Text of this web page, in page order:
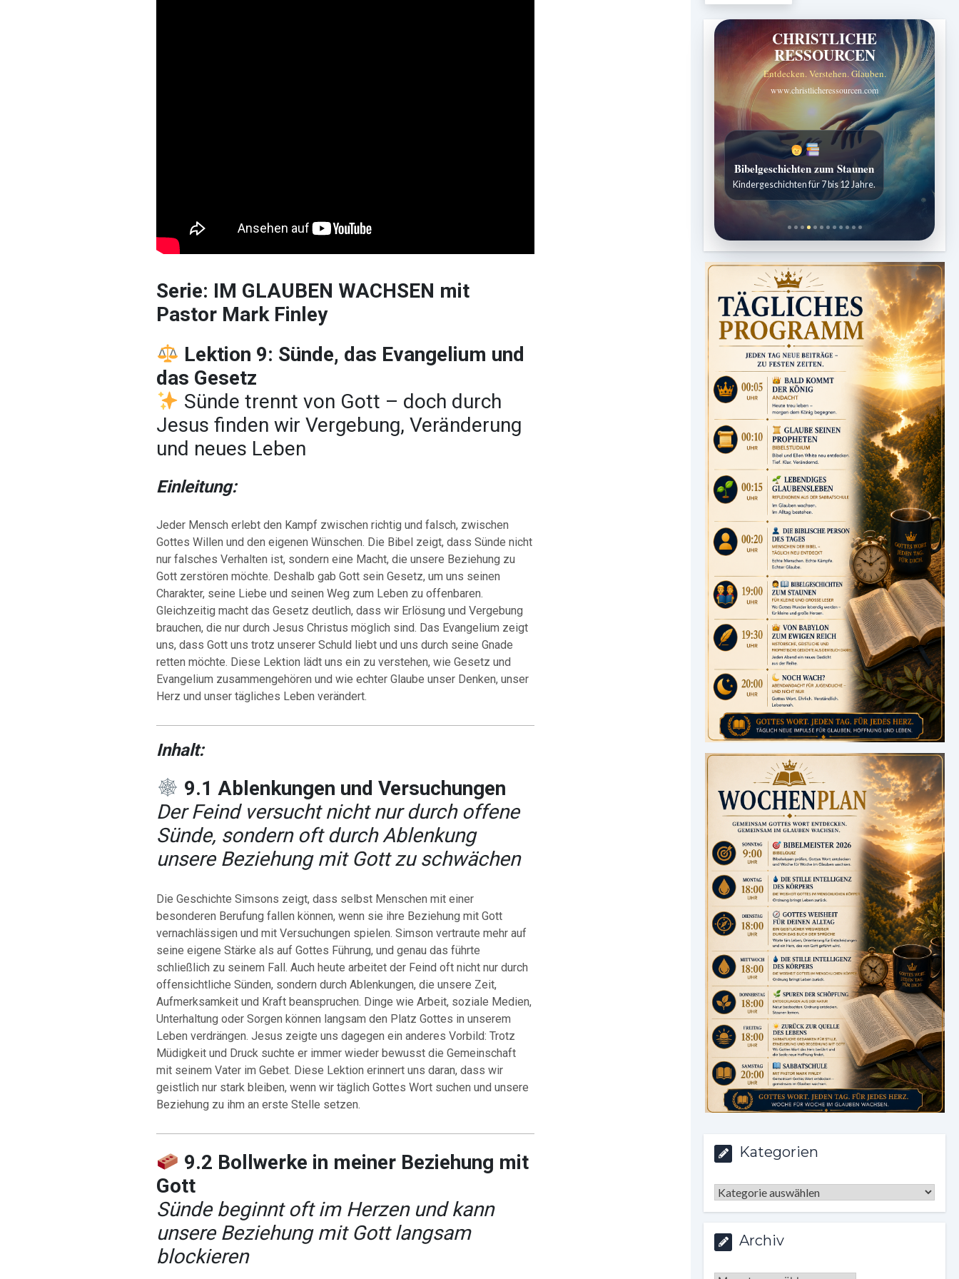
Serie: IM GLAUBEN WACHSEN mit
Pastor Mark Finley
Lektion 9: Sünde, das Evangelium und
das Gesetz
Sünde trennt von Gott – doch durch
Jesus finden wir Vergebung, Veränderung
und neues Leben
Einleitung:
Jeder Mensch erlebt den Kampf zwischen richtig und falsch, zwischen
Gottes Willen und den eigenen Wünschen. Die Bibel zeigt, dass Sünde nicht
nur falsches Verhalten ist, sondern eine Macht, die unsere Beziehung zu
Gott zerstören möchte. Deshalb gab Gott sein Gesetz, um uns seinen
Charakter, seine Liebe und seinen Weg zum Leben zu offenbaren.
Gleichzeitig macht das Gesetz deutlich, dass wir Erlösung und Vergebung
brauchen, die nur durch Jesus Christus möglich sind. Das Evangelium zeigt
uns, dass Gott uns trotz unserer Schuld liebt und uns durch seine Gnade
retten möchte. Diese Lektion lädt uns ein zu verstehen, wie Gesetz und
Evangelium zusammengehören und wie echter Glaube unser Denken, unser
Herz und unser tägliches Leben verändert.
Inhalt:
9.1 Ablenkungen und Versuchungen
Der Feind versucht nicht nur durch offene
Sünde, sondern oft durch Ablenkung
unsere Beziehung mit Gott zu schwächen
Die Geschichte Simsons zeigt, dass selbst Menschen mit einer
besonderen Berufung fallen können, wenn sie ihre Beziehung mit Gott
vernachlässigen und mit Versuchungen spielen. Simson vertraute mehr auf
seine eigene Stärke als auf Gottes Führung, und genau das führte
schließlich zu seinem Fall. Auch heute arbeitet der Feind oft nicht nur durch
offensichtliche Sünden, sondern durch Ablenkungen, die unsere Zeit,
Aufmerksamkeit und Kraft beanspruchen. Dinge wie Arbeit, soziale Medien,
Unterhaltung oder Sorgen können langsam den Platz Gottes in unserem
Leben verdrängen. Jesus zeigte uns dagegen ein anderes Vorbild: Trotz
Müdigkeit und Druck suchte er immer wieder bewusst die Gemeinschaft
mit seinem Vater im Gebet. Diese Lektion erinnert uns daran, dass wir
geistlich nur stark bleiben, wenn wir täglich Gottes Wort suchen und unsere
Beziehung zu ihm an erste Stelle setzen.
9.2 Bollwerke in meiner Beziehung mit
Gott
Sünde beginnt oft im Herzen und kann
unsere Beziehung mit Gott langsam
blockieren
CHRISTLICHE
RESSOURCEN
Entdecken. Verstehen. Glauben.
www.christlicheressourcen.com
Bibelgeschichten zum Staunen
Kindergeschichten für 7 bis 12 Jahre.
Kategorien
Kategorien
Archiv